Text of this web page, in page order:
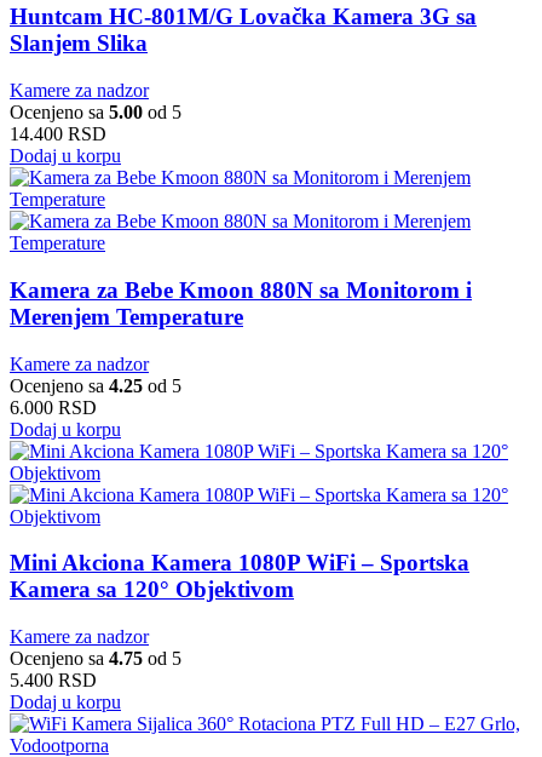
Huntcam HC-801M/G Lovačka Kamera 3G sa
Slanjem Slika
Kamere za nadzor
Ocenjeno sa 5.00 od 5
14.400 RSD
Dodaj u korpu
Kamera za Bebe Kmoon 880N sa Monitorom i
Merenjem Temperature
Kamere za nadzor
Ocenjeno sa 4.25 od 5
6.000 RSD
Dodaj u korpu
Mini Akciona Kamera 1080P WiFi – Sportska
Kamera sa 120° Objektivom
Kamere za nadzor
Ocenjeno sa 4.75 od 5
5.400 RSD
Dodaj u korpu